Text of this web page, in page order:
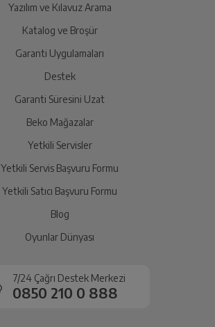
Yazılım ve Kılavuz Arama
Katalog ve Broşür
Garanti Uygulamaları
Destek
Garanti Süresini Uzat
Beko Mağazalar
Yetkili Servisler
Yetkili Servis Başvuru Formu
Yetkili Satıcı Başvuru Formu
Blog
Oyunlar Dünyası
7/24 Çağrı Destek Merkezi
0850 210 0 888